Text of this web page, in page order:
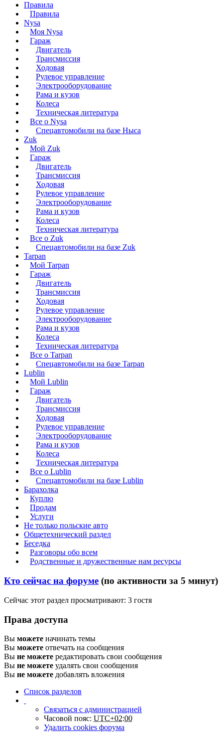
Правила
Правила
Nysa
Моя Nysa
Гараж
Двигатель
Трансмиссия
Ходовая
Рулевое управление
Электрооборудование
Рама и кузов
Колеса
Техническая литература
Все о Nysa
Спецавтомобили на базе Ныса
Zuk
Мой Zuk
Гараж
Двигатель
Трансмиссия
Ходовая
Рулевое управление
Электрооборудование
Рама и кузов
Колеса
Техническая литература
Все о Zuk
Спецавтомобили на базе Zuk
Tarpan
Мой Tarpan
Гараж
Двигатель
Трансмиссия
Ходовая
Рулевое управление
Электрооборудование
Рама и кузов
Колеса
Техническая литература
Все о Tarpan
Спецавтомобили на базе Tarpan
Lublin
Мой Lublin
Гараж
Двигатель
Трансмиссия
Ходовая
Рулевое управление
Электрооборудование
Рама и кузов
Колеса
Техническая литература
Все о Lublin
Спецавтомобили на базе Lublin
Барахолка
Куплю
Продам
Услуги
Не только польские авто
Общетехнический раздел
Беседка
Разговоры обо всем
Родственные и дружественные нам ресурсы
Кто сейчас на форуме (по активности за 5 минут)
Сейчас этот раздел просматривают: 3 гостя
Права доступа
Вы можете начинать темы
Вы можете отвечать на сообщения
Вы не можете редактировать свои сообщения
Вы не можете удалять свои сообщения
Вы не можете добавлять вложения
Список разделов
Связаться с администрацией
Часовой пояс: UTC+02:00
Удалить cookies форума